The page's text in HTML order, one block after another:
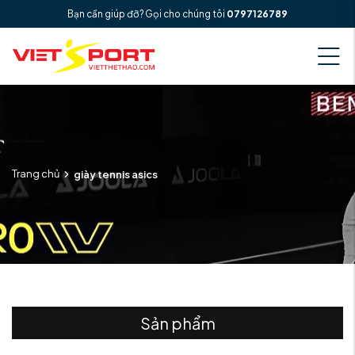
Bạn cần giúp đỡ? Gọi cho chúng tôi 0797126789
Trang chủ giày tennis asics
Sản phẩm